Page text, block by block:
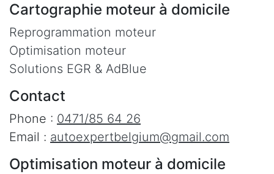
Cartographie moteur à domicile
Reprogrammation moteur
Optimisation moteur
Solutions EGR & AdBlue
Contact
Phone : 0471/85 64 26
Email : autoexpertbelgium@gmail.com
Optimisation moteur à domicile